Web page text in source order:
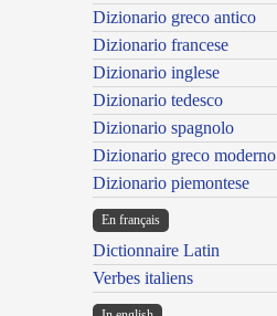
Dizionario greco antico
Dizionario francese
Dizionario inglese
Dizionario tedesco
Dizionario spagnolo
Dizionario greco moderno
Dizionario piemontese
En français
Dictionnaire Latin
Verbes italiens